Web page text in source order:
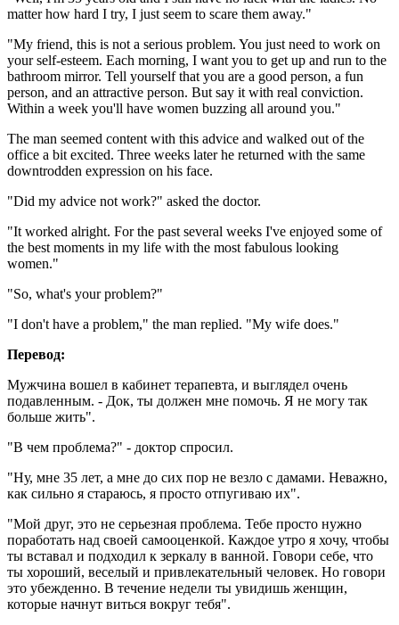
matter how hard I try, I just seem to scare them away."
"My friend, this is not a serious problem. You just need to work on
your self-esteem. Each morning, I want you to get up and run to the
bathroom mirror. Tell yourself that you are a good person, a fun
person, and an attractive person. But say it with real conviction.
Within a week you'll have women buzzing all around you."
The man seemed content with this advice and walked out of the
office a bit excited. Three weeks later he returned with the same
downtrodden expression on his face.
"Did my advice not work?" asked the doctor.
"It worked alright. For the past several weeks I've enjoyed some of
the best moments in my life with the most fabulous looking
women."
"So, what's your problem?"
"I don't have a problem," the man replied. "My wife does."
Перевод:
Мужчина вошел в кабинет терапевта, и выглядел очень
подавленным. - Док, ты должен мне помочь. Я не могу так
больше жить".
"В чем проблема?" - доктор спросил.
"Ну, мне 35 лет, а мне до сих пор не везло с дамами. Неважно,
как сильно я стараюсь, я просто отпугиваю их".
"Мой друг, это не серьезная проблема. Тебе просто нужно
поработать над своей самооценкой. Каждое утро я хочу, чтобы
ты вставал и подходил к зеркалу в ванной. Говори себе, что
ты хороший, веселый и привлекательный человек. Но говори
это убежденно. В течение недели ты увидишь женщин,
которые начнут виться вокруг тебя".